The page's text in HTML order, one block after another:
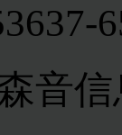
音